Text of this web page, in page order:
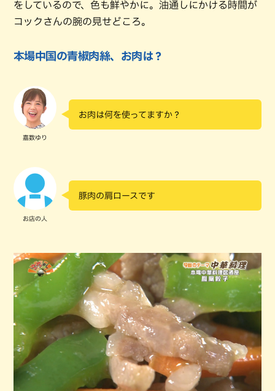
をしているので、色も鮮やかに。油通しにかける時間が
コックさんの腕の見せどころ。
本場中国の青椒肉絲、お肉は？
嘉数ゆり
お肉は何を使ってますか？
お店の人
豚肉の肩ロースです